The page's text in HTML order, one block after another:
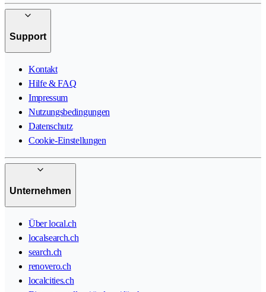
Support
Kontakt
Hilfe & FAQ
Impressum
Nutzungsbedingungen
Datenschutz
Cookie-Einstellungen
Unternehmen
Über local.ch
localsearch.ch
search.ch
renovero.ch
localcities.ch